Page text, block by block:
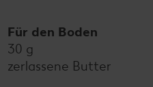
Für den Boden
30 g
zerlassene Butter